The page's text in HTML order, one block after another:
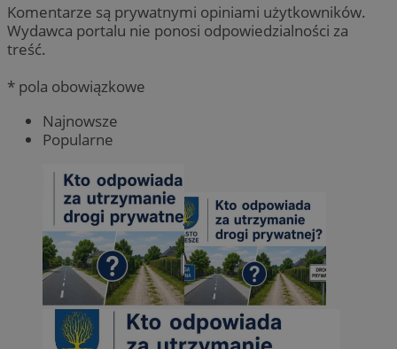
Komentarze są prywatnymi opiniami użytkowników.
Wydawca portalu nie ponosi odpowiedzialności za
treść.
* pola obowiązkowe
Najnowsze
Popularne